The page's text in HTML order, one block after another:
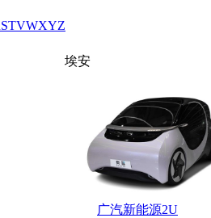
STVWXYZ
埃安
广汽新能源2U